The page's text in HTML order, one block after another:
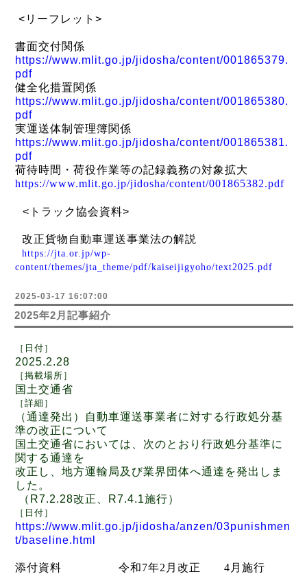
< リーフレット >
書面交付関係
https://www.mlit.go.jp/jidosha/content/001865379.
pdf
健全化措置関係
https://www.mlit.go.jp/jidosha/content/001865380.
pdf
実運送体制管理簿関係
https://www.mlit.go.jp/jidosha/content/001865381.
pdf
荷待時間・荷役作業等の記録義務の対象拡大
https://www.mlit.go.jp/jidosha/content/001865382.pdf
< トラック協会資料>
改正貨物自動車運送事業法の解説
https://jta.or.jp/wp-
content/themes/jta_theme/pdf/kaiseijigyoho/text2025.pdf
2025-03-17 16:07:00
2025年2月記事紹介
［日付 ］
2025.2.28
［ 掲載場所 ］
国土交通省
［ 詳細 ］
（通達発出）自動車運送事業者に対する行政処分基
準の改正について
国土交通省においては、次のとおり行政処分基準に
関する通達を
改正し、地方運輸局及び業界団体へ通達を発出しま
した。
（ R7.2.28改正、 R7.4.1施行）
［日付 ］
https://www.mlit.go.jp/jidosha/anzen/03punishmen
t/baseline.html
添付資料 令和7年2 月改正 4 月施行